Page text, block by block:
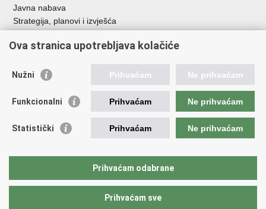
Javna nabava
Strategija, planovi i izvješća
Korisne poveznice
Vlada RH
ASOO
CARNET
Ova stranica upotrebljava kolačiće
Nužni Prihvaćam Ne prihvaćam
Funkcionalni Prihvaćam Ne prihvaćam
Statistički Prihvaćam Ne prihvaćam
Prihvaćam odabrane
Prihvaćam sve